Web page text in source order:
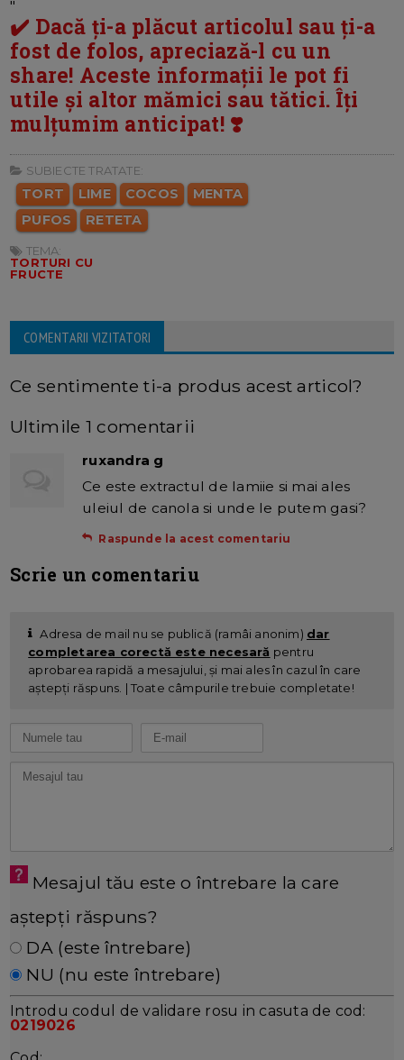
"
✔️ Dacă ți-a plăcut articolul sau ți-a
fost de folos, apreciază-l cu un
share! Aceste informații le pot fi
utile și altor mămici sau tătici. Îți
mulțumim anticipat! ❣️
SUBIECTE TRATATE:
TORT LIME COCOS
MENTA
PUFOS
RETETA
TEMA:
TORTURI CU
FRUCTE
COMENTARII VIZITATORI
Ce sentimente ti-a produs acest articol?
Ultimile 1 comentarii
ruxandra g
Ce este extractul de lamiie si mai ales
uleiul de canola si unde le putem gasi?
Raspunde la acest comentariu
Scrie un comentariu
Adresa de mail nu se publică (ramâi anonim) dar
completarea corectă este necesară pentru
aprobarea rapidă a mesajului, și mai ales în cazul în care
aștepți răspuns. | Toate câmpurile trebuie completate!
Mesajul tău este o întrebare la care
aștepți răspuns?
DA (este întrebare)
NU (nu este întrebare)
Introdu codul de validare rosu in casuta de cod:
0219026